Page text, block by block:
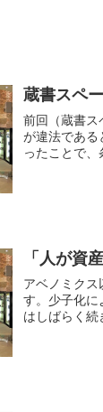
蔵書スペ
前回（蔵書ス
が違法である
ったことで、
「人が資
アベノミク
す。少子化に
はしばらく続